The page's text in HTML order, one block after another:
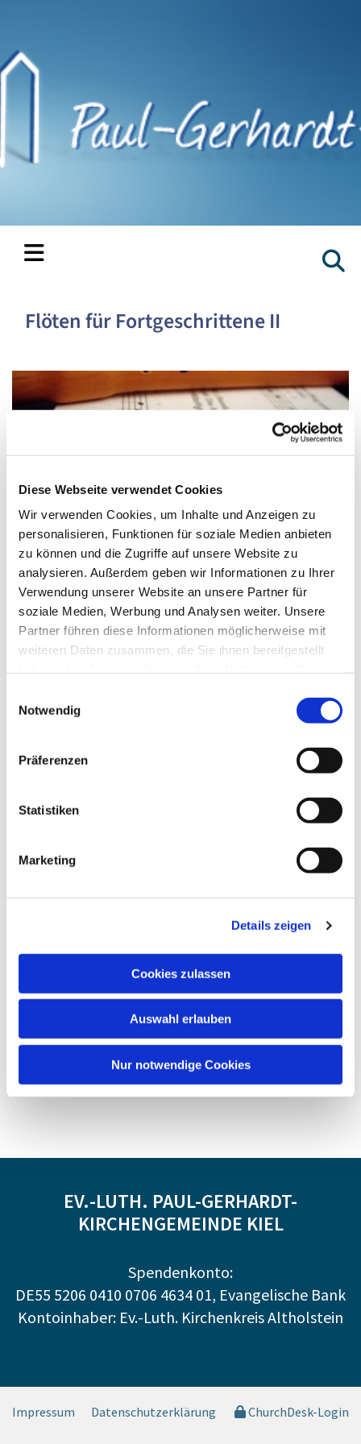
Diese Webseite verwendet Cookies
Wir verwenden Cookies, um Inhalte und Anzeigen zu
personalisieren, Funktionen für soziale Medien anbieten
zu können und die Zugriffe auf unsere Website zu
analysieren. Außerdem geben wir Informationen zu Ihrer
Verwendung unserer Website an unsere Partner für
soziale Medien, Werbung und Analysen weiter. Unsere
Partner führen diese Informationen möglicherweise mit
weiteren Daten zusammen, die Sie ihnen bereitgestellt
Notwendig
Präferenzen
Statistiken
Marketing
Details zeigen
Cookies zulassen
Auswahl erlauben
Nur notwendige Cookies
Flöten für Fortgeschrittene II
© Claudia Hautumm / pixelio.de
Dienstag, 12. Oktober 2027, 15:45 - 16:15
Uhr
Paul-Gerhardt-Kirchengemeinde,
Heino Pietschmann
EV.-LUTH. PAUL-GERHARDT-
KIRCHENGEMEINDE KIEL
Spendenkonto:
DE55 5206 0410 0706 4634 01, Evangelische Bank
Kontoinhaber: Ev.-Luth. Kirchenkreis Altholstein
Impressum Datenschutzerklärung ChurchDesk-Login